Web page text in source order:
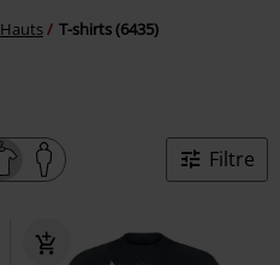
Hauts T-shirts (6435)
Filtre